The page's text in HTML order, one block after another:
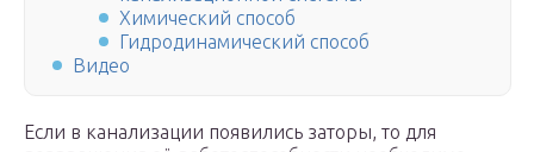
Химический способ
Гидродинамический способ
Видео
Если в канализации появились заторы, то для